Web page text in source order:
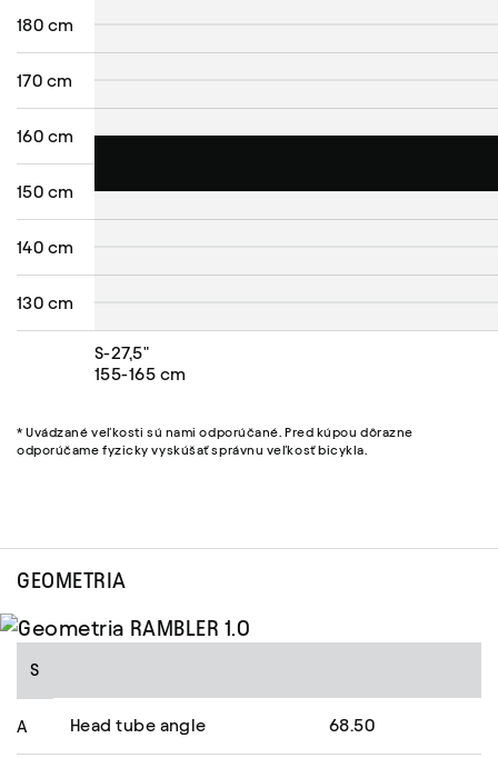
180 cm
170 cm
160 cm
150 cm
140 cm
130 cm
S-27,5"
155-165 cm
* Uvádzané veľkosti sú nami odporúčané. Pred kúpou dôrazne
odporúčame fyzicky vyskúšať správnu veľkosť bicykla.
GEOMETRIA
S
A Head tube angle 68.50